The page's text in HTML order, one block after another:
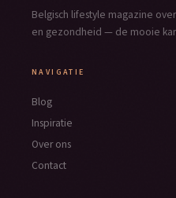
Belgisch lifestyle magazine
en gezondheid — de mooie
NAVIGATIE
Blog
Inspiratie
Over ons
Contact